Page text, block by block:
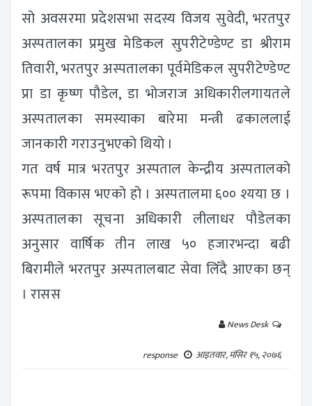
सो अवसरमा प्रदेशसभा सदस्य विजय सुवेदी, भरतपुर
अस्पतालका प्रमुख मेडिकल सुपरीटेण्डेण्ट डा श्रीराम
तिवारी, भरतपुर अस्पतालका पूर्वमेडिकल सुपरीटेण्डेण्ट
प्रा डा कृष्ण पौडेल, डा भोजराज अधिकारीलगायतले
अस्पतालका समस्याका बारेमा मन्त्री ढकाललाई
जानकारी गराउनुभएको थियो ।
गत वर्ष मात्र भरतपुर अस्पताल केन्द्रीय अस्पतालको
रूपमा विकास भएको हो । अस्पतालमा ६०० श्यया छ ।
अस्पतालका सूचना अधिकारी लीलाधर पौडेलका
अनुसार वार्षिक तीन लाख ५० हजारभन्दा बढी
बिरामीले भरतपुर अस्पतालबाट सेवा लिँदै आएका छन्
। रासस
News Desk
response
आइतवार, मंसिर १५, २०७६